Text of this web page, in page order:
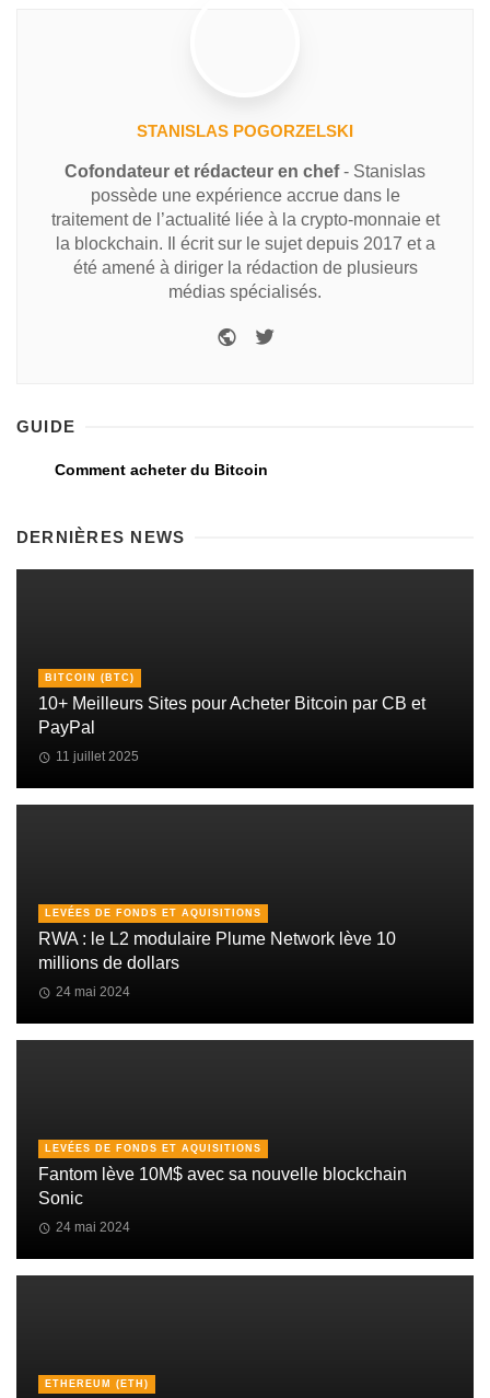
STANISLAS POGORZELSKI
Cofondateur et rédacteur en chef- Stanislas
possède une expérience accrue dans le
traitement de l’actualité liée à la crypto-monnaie et
la blockchain. Il écrit sur le sujet depuis 2017 et a
été amené à diriger la rédaction de plusieurs
médias spécialisés.
GUIDE
Comment acheter du Bitcoin
DERNIÈRES NEWS
BITCOIN (BTC)
10+ Meilleurs Sites pour Acheter Bitcoin par CB et
PayPal
11 juillet 2025
LEVÉES DE FONDS ET AQUISITIONS
RWA : le L2 modulaire Plume Network lève 10
millions de dollars
24 mai 2024
LEVÉES DE FONDS ET AQUISITIONS
Fantom lève 10M$ avec sa nouvelle blockchain
Sonic
24 mai 2024
ETHEREUM (ETH)